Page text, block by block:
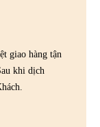
giao hàng tận
khi dịch